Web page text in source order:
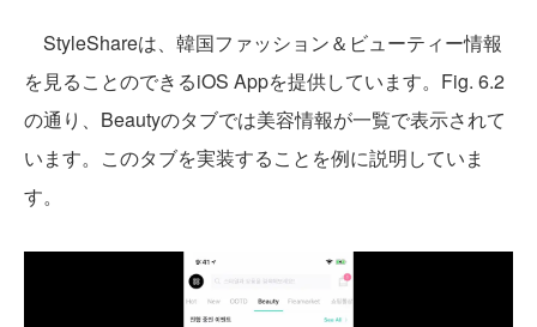
StyleShareは、韓国ファッション＆ビューティー情報
を見ることのできるiOS Appを提供しています。Fig. 6.2
の通り、Beautyのタブでは美容情報が一覧で表示されて
います。このタブを実装することを例に説明していま
す。